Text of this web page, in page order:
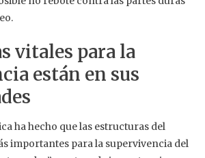
vitales para la
están en sus
ha hecho que las estructuras del
importantes para la supervivencia del